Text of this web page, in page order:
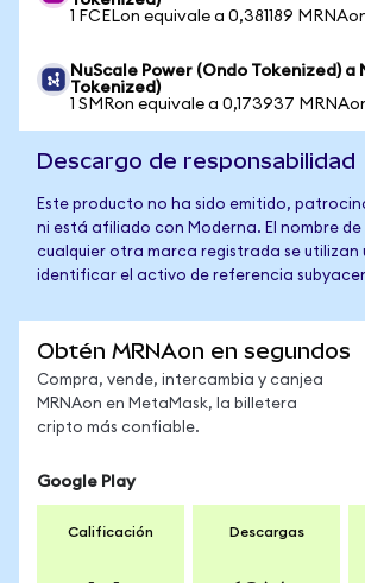
1 FCELon equivale a 0,381189
NuScale Power (Ondo Tokenized) a
Tokenized)
1 SMRon equivale a 0,173937
Descargo de responsabilidad
Este producto no ha sido emitido,
ni está afiliado con Moderna. El nombre de
cualquier otra marca registrada se utilizan
identificar el activo de referencia
Obtén MRNAon en segundos
Compra, vende, intercambia y canjea
MRNAon en MetaMask, la billetera
cripto más confiable.
Google Play
Calificación Descargas